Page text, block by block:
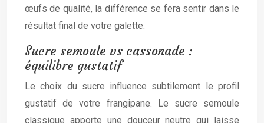
œufs de qualité, la différence se fera sentir dans le
résultat final de votre galette.
Sucre semoule vs cassonade :
équilibre gustatif
Le choix du sucre influence subtilement le profil
gustatif de votre frangipane. Le sucre semoule
classique apporte une douceur neutre qui laisse